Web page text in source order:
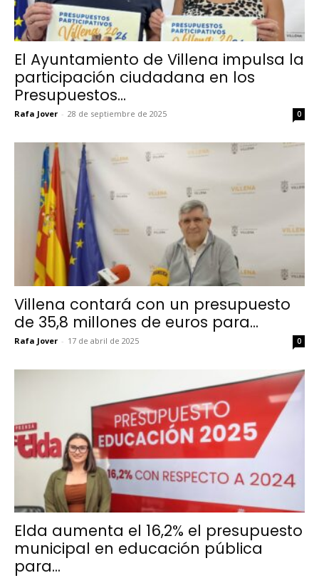
El Ayuntamiento de Villena impulsa la
participación ciudadana en los
Presupuestos...
Rafa Jover - 28 de septiembre de 2025 0
Villena contará con un presupuesto
de 35,8 millones de euros para...
Rafa Jover - 17 de abril de 2025 0
Elda aumenta el 16,2% el presupuesto
municipal en educación pública
para...